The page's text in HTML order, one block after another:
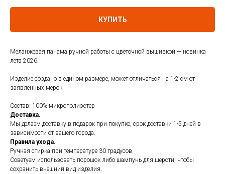
КУПИТЬ
Меланжевая панама ручной работы с цветочной вышивкой — новинка
лета 2026.
Изделие создано в едином размере, может отличаться на 1-2 см от
заявленных мерок.
Состав: 100% микрополиэстер
Доставка.
Мы делаем доставку в подарок при покупке, срок доставки 1-5 дней в
зависимости от вашего города.
Правила ухода.
Ручная стирка при температуре 30 градусов.
Советуем использовать порошок либо шампунь для шерсти, чтобы
сохранить внешний вид изделия.